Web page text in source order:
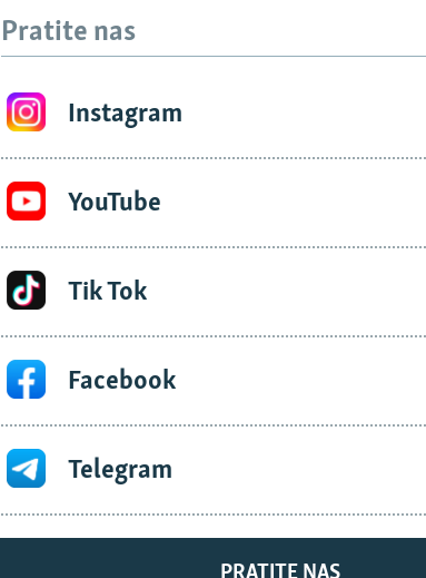
Pratite nas
Instagram
YouTube
Tik Tok
Facebook
Telegram